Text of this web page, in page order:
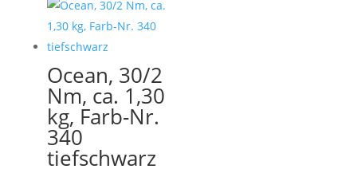
Ocean, 30/2
Nm, ca. 1,30
kg, Farb-Nr.
340
tiefschwarz